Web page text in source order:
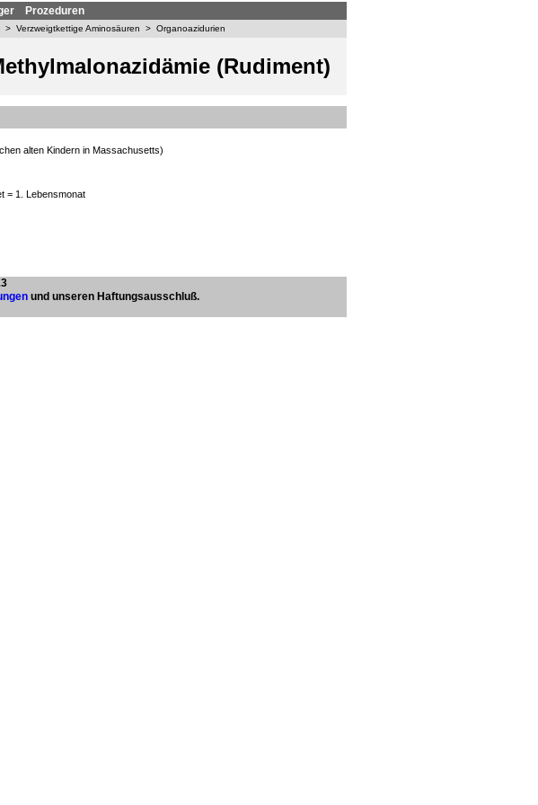
Prozeduren
> Verzweigtkettige Aminosäuren > Organoazidurien
(Rudiment)
alten Kindern in Massachusetts)
= 1. Lebensmonat
und unseren Haftungsausschluß.